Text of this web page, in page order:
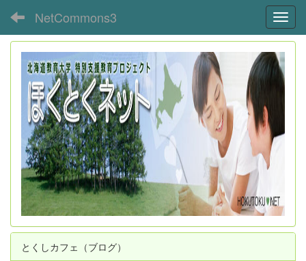
NetCommons3
とくしカフェ（ブログ）